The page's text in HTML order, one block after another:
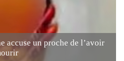
accuse un proche de l’avoir